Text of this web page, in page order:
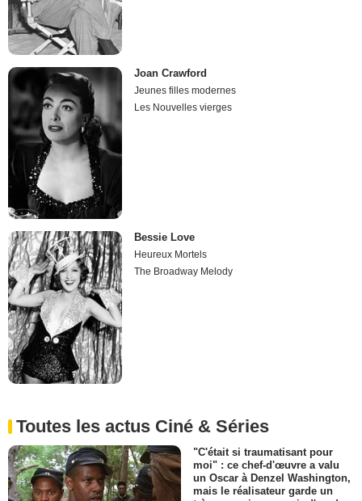
Joan Crawford
Jeunes filles modernes
Les Nouvelles vierges
Bessie Love
Heureux Mortels
The Broadway Melody
Toutes les actus Ciné & Séries
"C'était si traumatisant pour
moi" : ce chef-d'œuvre a valu
un Oscar à Denzel Washington,
mais le réalisateur garde un